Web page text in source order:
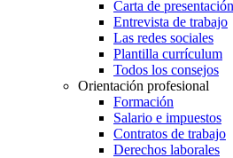
Carta de presentación
Entrevista de trabajo
Las redes sociales
Plantilla currículum
Todos los consejos
Orientación profesional
Formación
Salario e impuestos
Contratos de trabajo
Derechos laborales